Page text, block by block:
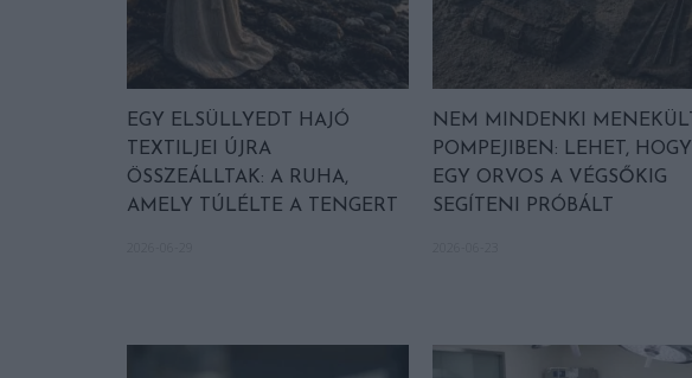
EGY ELSÜLLYEDT HAJÓ
TEXTILJEI ÚJRA
ÖSSZEÁLLTAK: A RUHA,
AMELY TÚLÉLTE A TENGERT
NEM MINDENKI MENEKÜLT
POMPEJIBEN: LEHET, HOGY
EGY ORVOS A VÉGSŐKIG
SEGÍTENI PRÓBÁLT